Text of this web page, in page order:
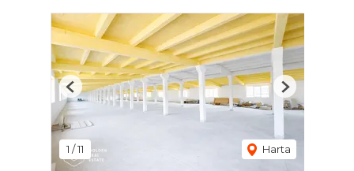
1 /11 Harta
Previous Next